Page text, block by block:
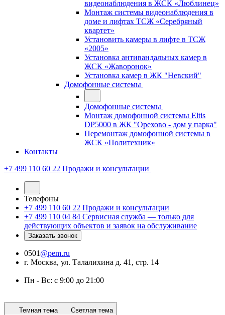
видеонаблюдения в ЖСК «Люблинец»
Монтаж системы видеонаблюдения в
доме и лифтах ТСЖ «Серебряный
квартет»
Установить камеры в лифте в ТСЖ
«2005»
Установка антивандальных камер в
ЖСК «Жаворонок»
Установка камер в ЖК "Невский"
Домофонные системы
Домофонные системы
Монтаж домофонной системы Eltis
DP5000 в ЖК "Орехово - дом у парка"
Перемонтаж домофонной системы в
ЖСК «Политехник»
Контакты
+7 499 110 60 22 Продажи и консультации
Телефоны
+7 499 110 60 22 Продажи и консультации
+7 499 110 04 84 Сервисная служба — только для
действующих объектов и заявок на обслуживание
Заказать звонок
0501 @pem.ru
г. Москва, ул. Талалихина д. 41, стр. 14
Пн - Вс: с 9:00 до 21:00
Темная тема Светлая тема